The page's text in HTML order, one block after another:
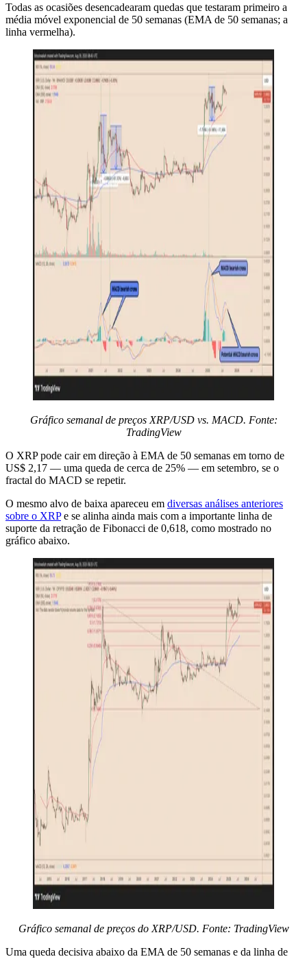
Todas as ocasiões desencadearam quedas que testaram primeiro a
média móvel exponencial de 50 semanas (EMA de 50 semanas; a
linha vermelha).
Gráfico semanal de preços XRP/USD vs. MACD. Fonte:
TradingView
O XRP pode cair em direção à EMA de 50 semanas em torno de
US$ 2,17 — uma queda de cerca de 25% — em setembro, se o
fractal do MACD se repetir.
O mesmo alvo de baixa apareceu em diversas análises anteriores
sobre o XRPe se alinha ainda mais com a importante linha de
suporte da retração de Fibonacci de 0,618, como mostrado no
gráfico abaixo.
Gráfico semanal de preços do XRP/USD. Fonte: TradingView
Uma queda decisiva abaixo da EMA de 50 semanas e da linha de